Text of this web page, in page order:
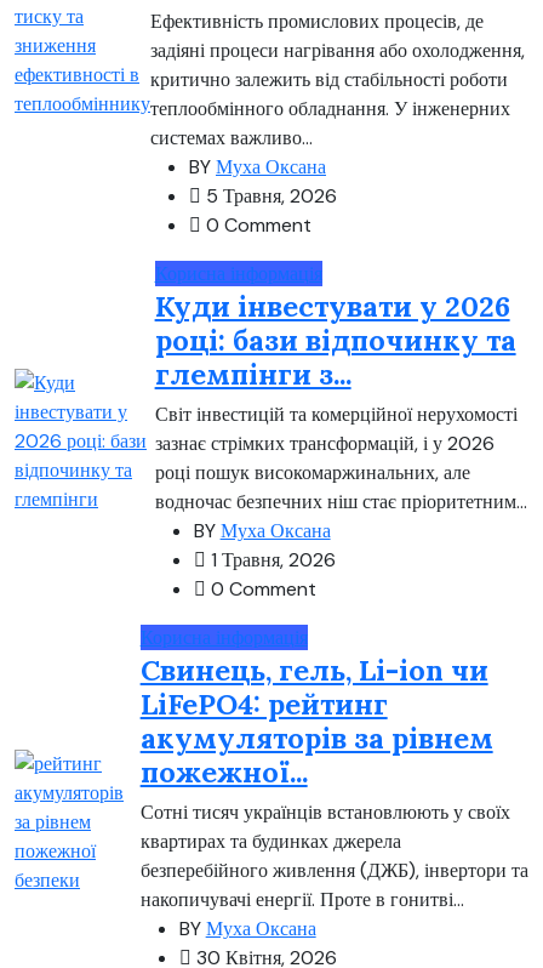
Ефективність промислових процесів, де
задіяні процеси нагрівання або охолодження,
критично залежить від стабільності роботи
теплообмінного обладнання. У інженерних
системах важливо...
BYМуха Оксана
5 Травня, 2026
0 Comment
Корисна інформація
Куди інвестувати у 2026
році: бази відпочинку та
глемпінги з...
Світ інвестицій та комерційної нерухомості
зазнає стрімких трансформацій, і у 2026
році пошук високомаржинальних, але
водночас безпечних ніш стає пріоритетним...
BYМуха Оксана
1 Травня, 2026
0 Comment
Корисна інформація
Свинець, гель, Li-ion чи
LiFePO4: рейтинг
акумуляторів за рівнем
пожежної...
Сотні тисяч українців встановлюють у своїх
квартирах та будинках джерела
безперебійного живлення (ДЖБ), інвертори та
накопичувачі енергії. Проте в гонитві...
BYМуха Оксана
30 Квітня, 2026